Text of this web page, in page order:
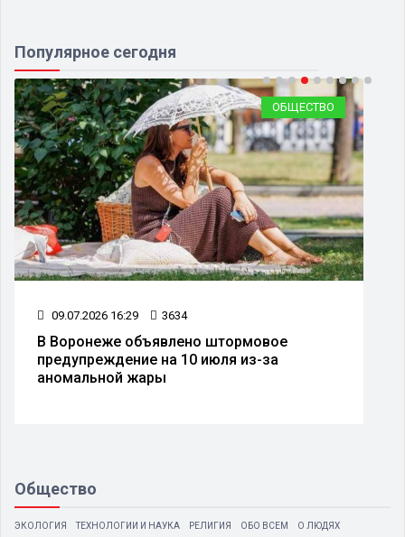
Популярное сегодня
ОБЩЕСТВО
15.07.2026 15:31 3098
В Воронеже перенесли День города
Общество
ЭКОЛОГИЯ ТЕХНОЛОГИИ И НАУКА РЕЛИГИЯ ОБО ВСЕМ
О ЛЮДЯХ